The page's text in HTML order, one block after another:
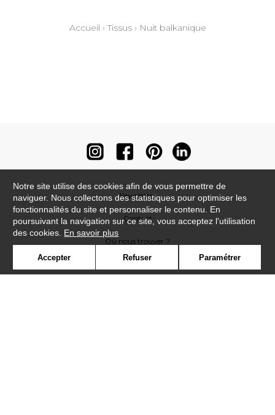
Accueil ›Tissus› Nuit balkanique
Newsletter
Contact
Où nous trouver ?
Notre site utilise des cookies afin de vous permettre de
naviguer. Nous collectons des statistiques pour optimiser les
fonctionnalités du site et personnaliser le contenu. En
poursuivant la navigation sur ce site, vous acceptez l'utilisation
des cookies. En savoir plus
Accepter Refuser Paramétrer